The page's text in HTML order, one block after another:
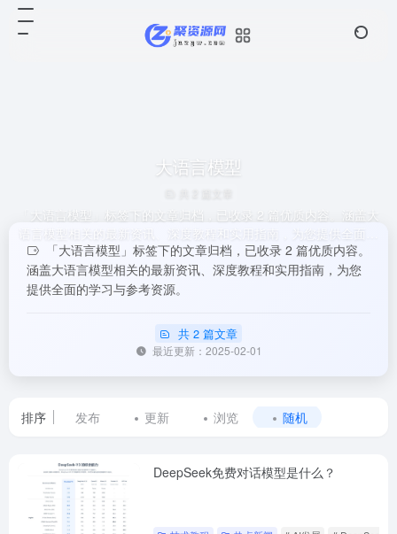
大语言模型
「大语言模型」标签下的文章归档，已收录 2 篇优质内容。涵盖大
语言模型相关的最新资讯、深度教程和实用指南，为您提供全面的
学习与参考资源。
「大语言模型」标签下的文章归档，已收录 2 篇优质内容。
涵盖大语言模型相关的最新资讯、深度教程和实用指南，为您
提供全面的学习与参考资源。
共 2 篇文章
最近更新：2025-02-01
排序 发布 更新 浏览 随机
DeepSeek免费对话模型是什么？